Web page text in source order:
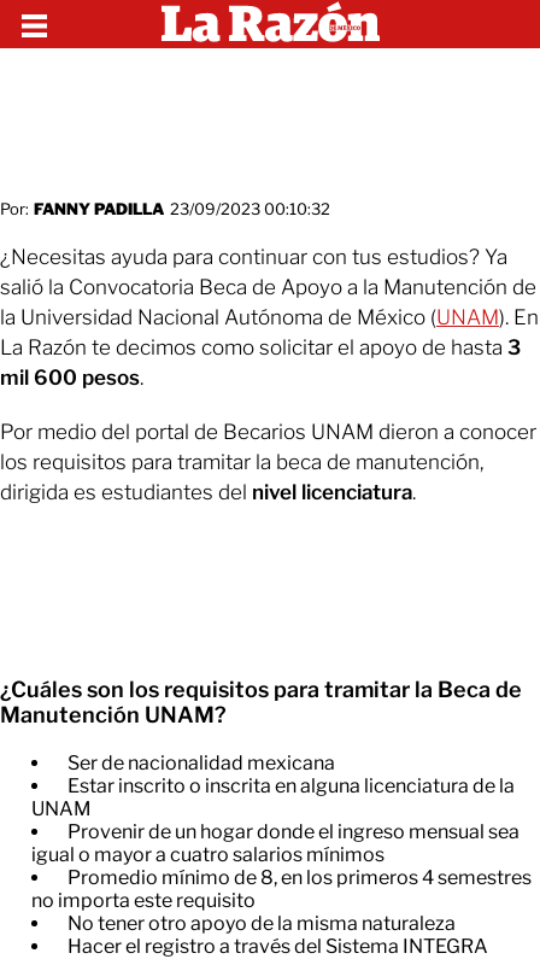
Por: FANNY PADILLA 23/09/2023 00:10:32
¿Necesitas ayuda para continuar con tus estudios? Ya
salió la Convocatoria Beca de Apoyo a la Manutención de
la Universidad Nacional Autónoma de México (UNAM). En
La Razón te decimos como solicitar el apoyo de hasta 3
mil 600 pesos.
Por medio del portal de Becarios UNAM dieron a conocer
los requisitos para tramitar la beca de manutención,
dirigida es estudiantes del nivel licenciatura.
¿Cuáles son los requisitos para tramitar la Beca de
Manutención UNAM?
Ser de nacionalidad mexicana
​Estar inscrito o inscrita en alguna licenciatura de la
UNAM
​Provenir de un hogar donde el ingreso mensual sea
igual o mayor a cuatro salarios mínimos
​Promedio mínimo de 8, en los primeros 4 semestres
no importa este requisito
​No tener otro apoyo de la misma naturaleza
​Hacer el registro a través del Sistema INTEGRA